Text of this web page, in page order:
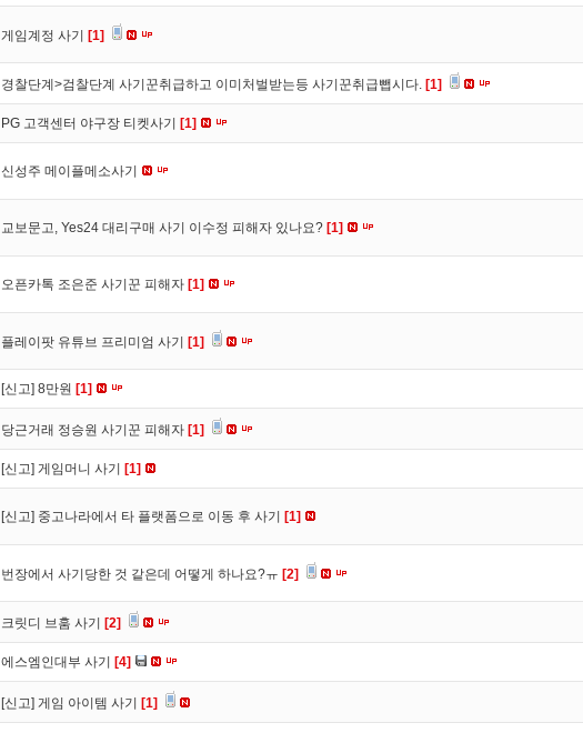
게임계정 사기 [1]
경찰단계>검찰단계 사기꾼취급하고 이미처벌받는등 사기꾼취급뺍시다. [1]
PG 고객센터 야구장 티켓사기 [1]
신성주 메이플메소사기
교보문고, Yes24 대리구매 사기 이수정 피해자 있나요? [1]
오픈카톡 조은준 사기꾼 피해자 [1]
플레이팟 유튜브 프리미엄 사기 [1]
[신고] 8만원 [1]
당근거래 정승원 사기꾼 피해자 [1]
[신고] 게임머니 사기 [1]
[신고] 중고나라에서 타 플랫폼으로 이동 후 사기 [1]
번장에서 사기당한 것 같은데 어떻게 하나요?ㅠ [2]
크릿디 브훔 사기 [2]
에스엠인대부 사기 [4]
[신고] 게임 아이템 사기 [1]